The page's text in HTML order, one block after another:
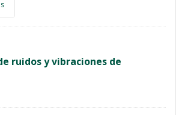
ruidos y vibraciones de